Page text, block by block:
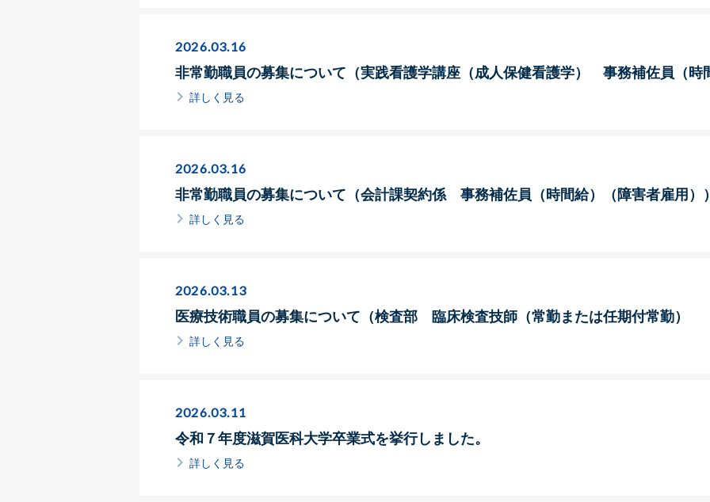
2026.03.16
非常勤職員の募集について（実践看護学講座（成人保健看護学） 事務補佐員（時
詳しく見る
2026.03.16
非常勤職員の募集について（会計課契約係 事務補佐員（時間給）（障害者雇用）
詳しく見る
2026.03.13
医療技術職員の募集について（検査部 臨床検査技師（常勤または任期付常勤）
詳しく見る
2026.03.11
令和７年度滋賀医科大学卒業式を挙行しました。
詳しく見る